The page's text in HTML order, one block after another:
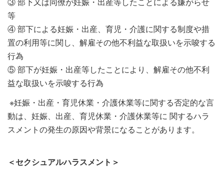
等
④ 部下による妊娠・出産、育児・介護に関する制度や措
置の利用等に関し、解雇その他不利益な取扱いを示唆する
行為
⑤ 部下が妊娠・出産等したことにより、解雇その他不利
益な取扱いを示唆する行為
※妊娠・出産・育児休業・介護休業等に関する否定的な言
動は、妊娠、出産、育児休業・介護休業等に 関するハラ
スメントの発生の原因や背景になることがあります。
＜セクシュアルハラスメント＞